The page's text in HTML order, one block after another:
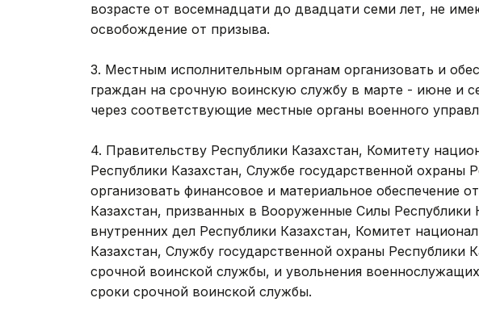
возрасте от восемнадцати до двадцати семи лет, не
освобождение от призыва.
3. Местным исполнительным органам организовать и
граждан на срочную воинскую службу в марте - июне и
через соответствующие местные органы военного
4. Правительству Республики Казахстан, Комитету
Республики Казахстан, Службе государственной охраны
организовать финансовое и материальное обеспечение
Казахстан, призванных в Вооруженные Силы Республики
внутренних дел Республики Казахстан, Комитет
Казахстан, Службу государственной охраны Республики
срочной воинской службы, и увольнения
сроки срочной воинской службы.